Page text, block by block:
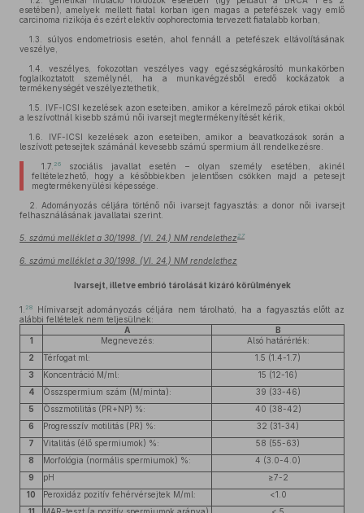
esetében), amelyek mellett fiatal korban igen magas a petefészek vagy emlő
carcinoma rizikója és ezért elektív oophorectomia tervezett fiatalabb korban,
1.3. súlyos endometriosis esetén, ahol fennáll a petefészek eltávolításának
veszélye,
1.4. veszélyes, fokozottan veszélyes vagy egészségkárosító munkakörben
foglalkoztatott személynél, ha a munkavégzésből eredő kockázatok a
termékenységét veszélyeztethetik,
1.5. IVF-ICSI kezelések azon eseteiben, amikor a kérelmező párok etikai okból
a leszívottnál kisebb számú női ivarsejt megtermékenyítését kérik,
1.6. IVF-ICSI kezelések azon eseteiben, amikor a beavatkozások során a
leszívott petesejtek számánál kevesebb számú spermium áll rendelkezésre.
1.7. 26szociális javallat esetén – olyan személy esetében, akinél
feltételezhető, hogy a későbbiekben jelentősen csökken majd a petesejt
megtermékenyülési képessége.
2. Adományozás céljára történő női ivarsejt fagyasztás: a donor női ivarsejt
felhasználásának javallatai szerint.
5. számú melléklet a 30/1998. (VI. 24.) NM rendelethez 27
6. számú melléklet a 30/1998. (VI. 24.) NM rendelethez
Ivarsejt, illetve embrió tárolását kizáró körülmények
1. 28
Hímivarsejt adományozás céljára nem tárolható, ha a fagyasztás előtt az
alábbi feltételek nem teljesülnek:
A
B
1
Megnevezés:
Alsó határérték:
2
Térfogat ml:
1.5 (1.4-1.7)
3
Koncentráció M/ml:
15 (12-16)
4
Összspermium szám (M/minta):
39 (33-46)
5
Összmotilitás (PR+NP) %:
40 (38-42)
6
Progresszív motilitás (PR) %:
32 (31-34)
7
Vitalitás (élő spermiumok) %:
58 (55-63)
8
Morfológia (normális spermiumok) %:
4 (3.0-4.0)
9
pH
≥7-2
10
Peroxidáz pozitív fehérvérsejtek M/ml:
<1.0